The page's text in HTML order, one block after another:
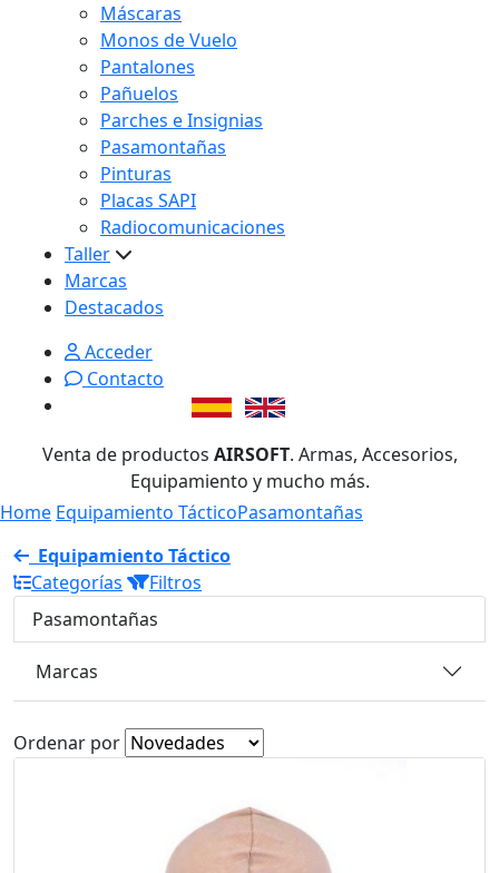
Máscaras
Monos de Vuelo
Pantalones
Pañuelos
Parches e Insignias
Pasamontañas
Pinturas
Placas SAPI
Radiocomunicaciones
Taller
Marcas
Destacados
Acceder
Contacto
Venta de productos AIRSOFT. Armas, Accesorios,
Equipamiento y mucho más.
Home Equipamiento TácticoPasamontañas
Equipamiento Táctico
Categorías
Filtros
Pasamontañas
Marcas
Ordenar por